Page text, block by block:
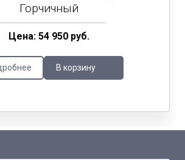
Горчичный
Цена: 54 950 руб.
В корзину